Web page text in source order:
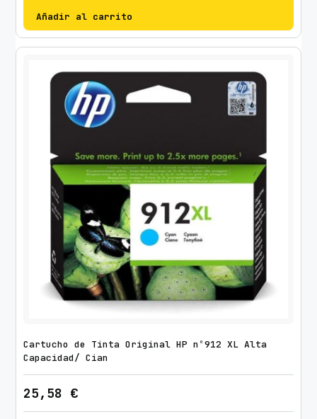
Añadir al carrito
Cartucho de Tinta Original HP nº912 XL Alta
Capacidad/ Cian
25,58 €